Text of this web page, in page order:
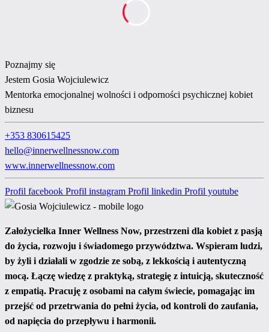
Poznajmy się
Jestem Gosia Wojciulewicz
Mentorka emocjonalnej wolności i odporności psychicznej kobiet
biznesu
+353 830615425
hello@innerwellnessnow.com
www.innerwellnessnow.com
Profil facebook Profil instagram Profil linkedin Profil youtube
Założycielka Inner Wellness Now, przestrzeni dla kobiet z pasją
do życia, rozwoju i świadomego przywództwa. Wspieram ludzi,
by żyli i działali w zgodzie ze sobą, z lekkością i autentyczną
mocą. Łączę wiedzę z praktyką, strategię z intuicją, skuteczność
z empatią. Pracuję z osobami na całym świecie, pomagając im
przejść od przetrwania do pełni życia, od kontroli do zaufania,
od napięcia do przepływu i harmonii.